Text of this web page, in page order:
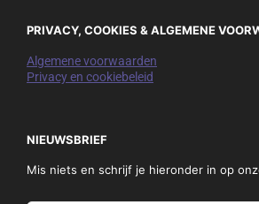
PRIVACY, COOKIES & ALGEMENE
Algemene voorwaarden
Privacy en cookiebeleid
NIEUWSBRIEF
Mis niets en schrijf je hieronder in op